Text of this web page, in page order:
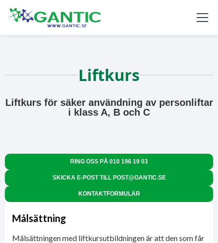
Liftkurs
Liftkurs för säker användning av personliftar
i klass A, B och C
RING OSS PÅ 010 196 19 03
SKICKA E-POST TILL POST@GANTIC.SE
KONTAKTFORMULÄR
Målsättning
Målsättningen med liftkursutbildningen är att den som får